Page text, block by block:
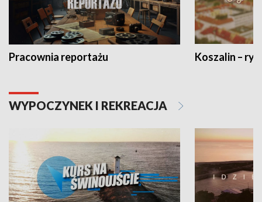
Pracownia reportażu Koszalin –
WYPOCZYNEK I REKREACJA